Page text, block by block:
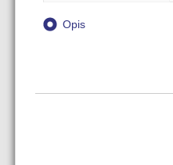
Opis